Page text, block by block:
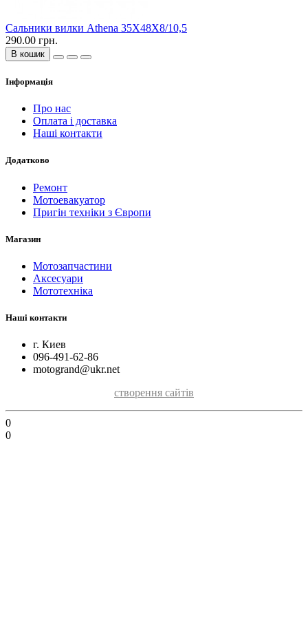
Сальники вилки Athena 35X48X8/10,5
290.00 грн.
В кошик
Інформація
Про нас
Оплата і доставка
Наші контакти
Додатково
Ремонт
Мотоевакуатор
Пригін техніки з Європи
Магазин
Мотозапчастини
Аксесуари
Мототехніка
Наші контакти
г. Киев
096-491-62-86
motogrand@ukr.net
створення сайтів
0
0